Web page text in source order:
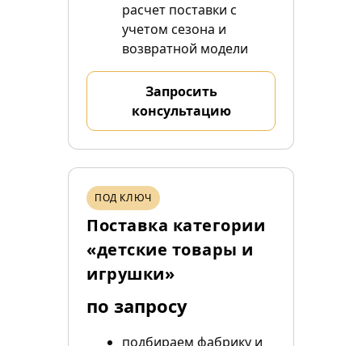
расчет поставки с
учетом сезона и
возвратной модели
Запросить
консультацию
ПОД КЛЮЧ
Поставка категории
«детские товары и
игрушки»
по запросу
подбираем фабрику и